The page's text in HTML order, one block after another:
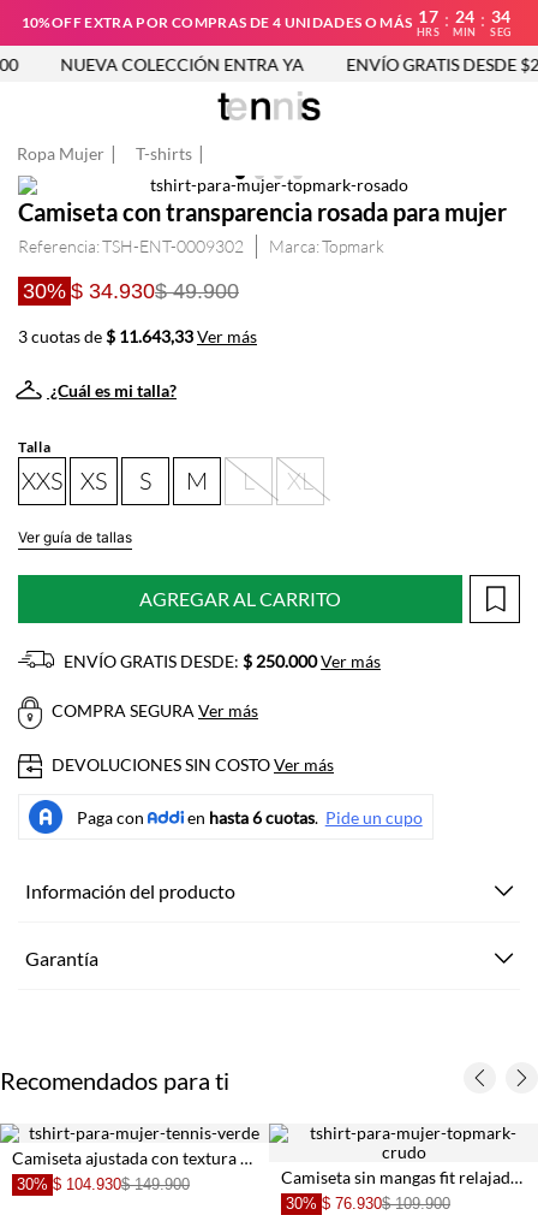
10%OFF EXTRA POR COMPRAS DE 4 UNIDADES O MÁS 17
HRS
: 24
MIN
: 33
SEG
NUEVA COLECCIÓN ENTRA YA ENVÍO GRATIS DESDE
Ropa Mujer T-shirts
Camiseta con transparencia rosada para mujer
Referencia:TSH-ENT-0009302 Topmark
30% $ 34.930$ 49.900
3 cuotas de$ 11.643,33Ver más
¿Cuál es mi talla?
Talla
XXS XS S M L XL
Ver guía de tallas
AGREGAR AL CARRITO
ENVÍO GRATIS DESDE: $ 250.000Ver más
COMPRA SEGURA Ver más
DEVOLUCIONES SIN COSTOVer más
Información del producto
Garantía
Recomendados para ti
Camiseta ajustada con textura en relieve gris carbón para mujer
30% $ 104.930$ 149.900 Camiseta sin mangas fit relajado con tejido calado en poliéster blanco para mujer
30% $ 76.930$ 109.900